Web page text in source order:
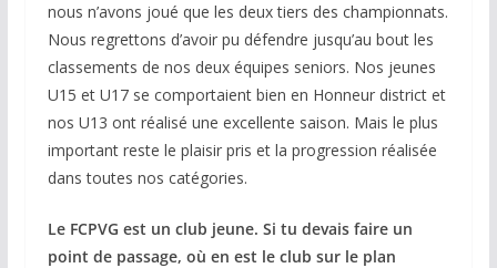
nous n’avons joué que les deux tiers des championnats.
Nous regrettons d’avoir pu défendre jusqu’au bout les
classements de nos deux équipes seniors. Nos jeunes
U15 et U17 se comportaient bien en Honneur district et
nos U13 ont réalisé une excellente saison. Mais le plus
important reste le plaisir pris et la progression réalisée
dans toutes nos catégories.
Le FCPVG est un club jeune. Si tu devais faire un
point de passage, où en est le club sur le plan